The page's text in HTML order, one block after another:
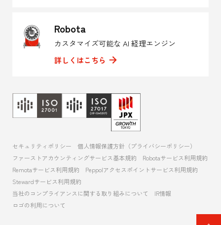
Robota
カスタマイズ可能な AI 経理エンジン
詳しくはこちら
セキュリティポリシー
個人情報保護方針（プライバシーポリシー）
ファーストアカウンティングサービス基本規約
Robotaサービス利用規約
Remotaサービス利用規約
Peppolアクセスポイントサービス利用規約
Stewardサービス利用規約
当社のコンプライアンスに関する取り組みについて
IR情報
ロゴの利用について